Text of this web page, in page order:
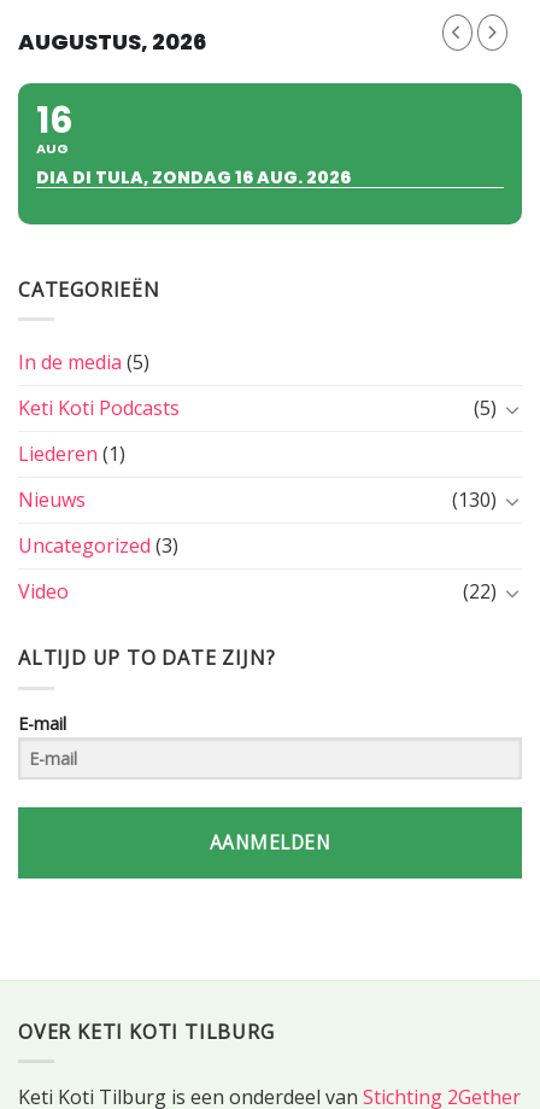
AUGUSTUS, 2026
16
AUG
DIA DI TULA, ZONDAG 16 AUG. 2026
CATEGORIEËN
In de media (5)
Keti Koti Podcasts
(5)
Liederen (1)
Nieuws
(130)
Uncategorized (3)
Video
(22)
ALTIJD UP TO DATE ZIJN?
E-mail
AANMELDEN
OVER KETI KOTI TILBURG
Keti Koti Tilburg is een onderdeel van Stichting 2Gether